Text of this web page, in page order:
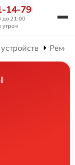
14-79
до 21:00
утром